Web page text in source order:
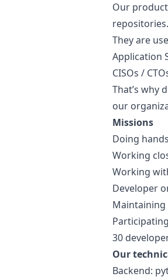
Our
repositories.
They are
Application
CISOs /
That’s why
our
Missions
Doing
Working
Working
Developer
Maintaining
30
Our
Backend: